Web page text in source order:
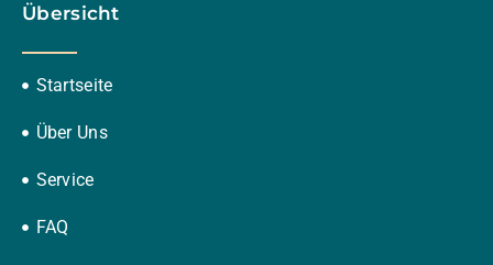
Übersicht
Startseite
Über Uns
Service
FAQ